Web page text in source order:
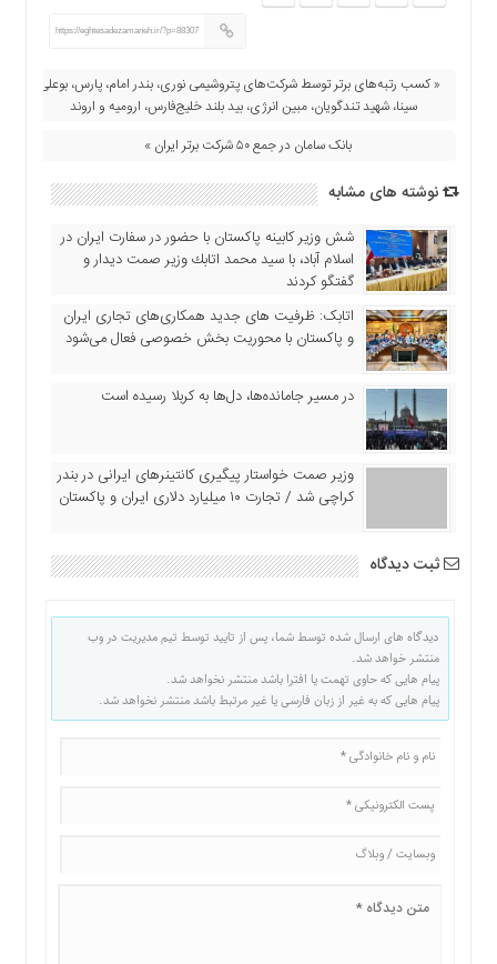
https://eghtesadezamaneh.ir/?p=88307
« کسب رتبه‌های برتر توسط شرکت‌های پتروشیمی نوری، بندر امام، پارس، بوعلی
سینا، شهید تندگویان، مبین انرژی، بید بلند خلیج‌فارس، ارومیه و اروند
بانک سامان در جمع ۵۰ شرکت برتر ایران »
نوشته های مشابه
شش وزیر کابینه پاکستان با حضور در سفارت ایران در
اسلام آباد، با سيد محمد اتابك وزير صمت ديدار و
گفتگو كردند
اتابک: ظرفیت های جدید همکاری‌های تجاری ایران
و پاکستان با محوریت بخش خصوصی فعال می‌شود
در مسیر جا‌مانده‌ها، دل‌ها به کربلا رسیده است
وزیر صمت خواستار پیگیری کانتینرهای ایرانی در بندر
کراچی شد / تجارت ۱۰ میلیارد دلاری ایران و پاکستان
ثبت دیدگاه
دیدگاه های ارسال شده توسط شما، پس از تایید توسط تیم مدیریت در وب
منتشر خواهد شد.
پیام هایی که حاوی تهمت یا افترا باشد منتشر نخواهد شد.
پیام هایی که به غیر از زبان فارسی یا غیر مرتبط باشد منتشر نخواهد شد.